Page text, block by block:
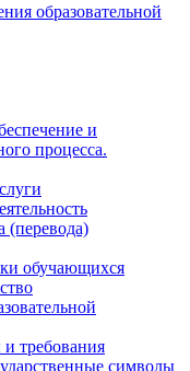
образовательной
и
процесса.
(перевода)
обучающихся
требования
символы